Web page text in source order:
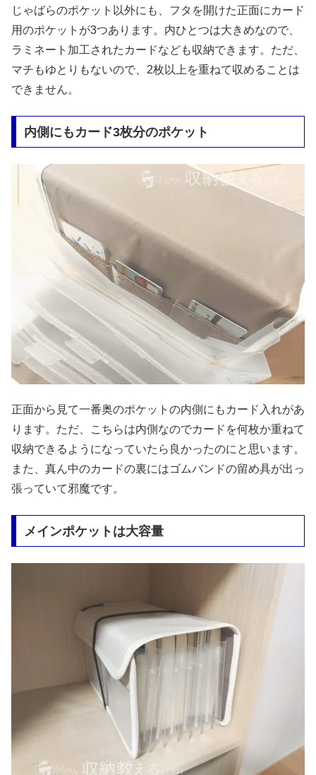
じゃばらのポケット以外にも、フタを開けた正面にカード
用のポケットが3つあります。内ひとつは大きめなので、
ラミネート加工されたカードなども収納できます。ただ、
マチもゆとりもないので、2枚以上を重ねて収めることは
できません。
内側にもカード3枚分のポケット
正面から見て一番奥のポケットの内側にもカード入れがあ
ります。ただ、こちらは内側なのでカードを何枚か重ねて
収納できるようになっていたら良かったのにと思います。
また、真ん中のカードの裏にはゴムバンドの留め具が出っ
張っていて邪魔です。
メインポケットは大容量